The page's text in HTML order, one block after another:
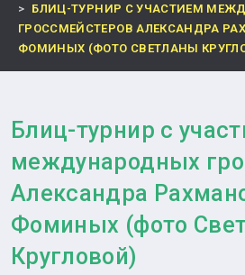
БЛИЦ-ТУРНИР С УЧАСТИЕМ
ГРОССМЕЙСТЕРОВ АЛЕКСАНДРА
ФОМИНЫХ (ФОТО СВЕТЛАНЫ
Блиц-турнир с
международных
Александра
Фоминых (фото
Кругловой)